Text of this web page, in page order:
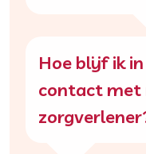
Hoe blijf ik in
contact met